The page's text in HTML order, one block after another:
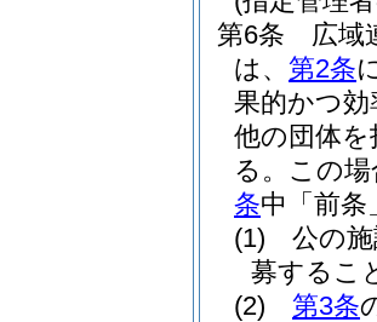
第6条
広域
は、 第2条
果的かつ
他の団体
る。 この
条中「前
(1)
公の
募するこ
(2)
第3条